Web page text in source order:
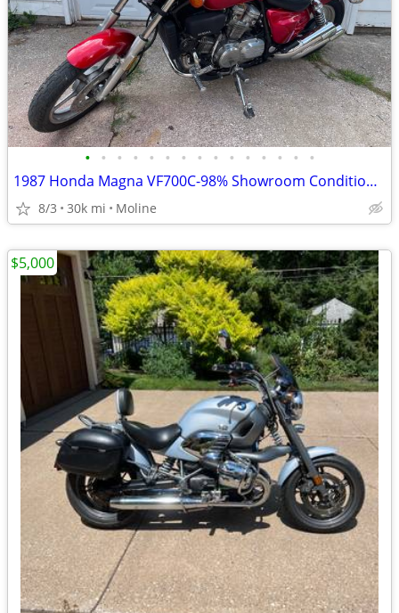
• • • • • • • • • • • • • • •
1987 Honda Magna VF700C-98% Showroom Condition-Original
8/3 30k mi Moline
$5,000